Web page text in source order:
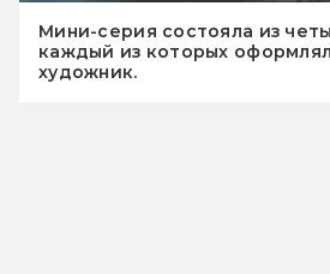
Мини-серия состояла из
каждый из которых
художник.